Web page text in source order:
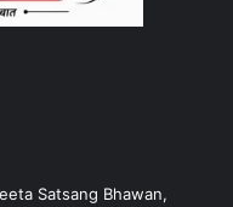
Satsang Bhawan,